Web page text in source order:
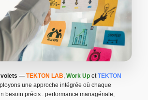
volets — TEKTON LAB Work Up etTEKTON
une approche intégrée où chaque
besoin précis : performance managériale,